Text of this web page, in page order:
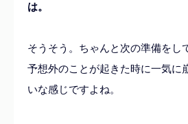
は。
そうそう。ちゃんと次の準備をし
予想外のことが起きた時に一気に
いな感じですよね。